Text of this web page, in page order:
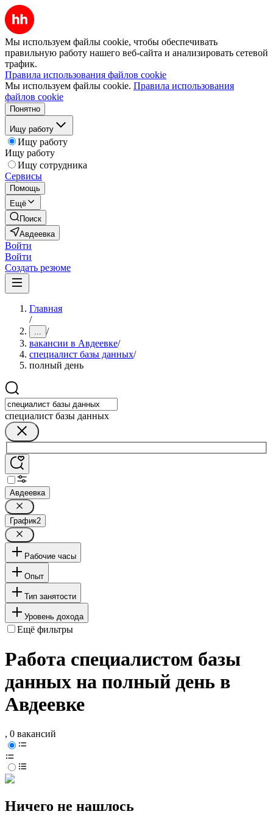
Мы используем файлы cookie, чтобы обеспечивать
правильную работу нашего веб-сайта и анализировать сетевой
трафик.
Правила использования файлов cookie
Мы используем файлы cookie. Правила использования
файлов cookie
Понятно
Ищу работу
Ищу работу
Ищу работу
Ищу сотрудника
Сервисы
Помощь
Ещё
Поиск
Авдеевка
Войти
Войти
Создать резюме
Главная
/
... /
вакансии в Авдеевке/
специалист базы данных/
полный день
специалист базы данных
Авдеевка
График2
Рабочие часы
Опыт
Тип занятости
Уровень дохода
Ещё фильтры
Работа специалистом базы
данных на полный день в
Авдеевке
, 0 вакансий
Ничего не нашлось